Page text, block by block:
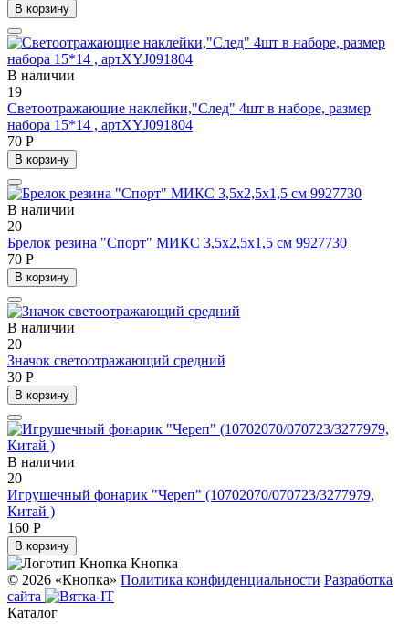
В корзину
В наличии
19
Светоотражающие наклейки,"След" 4шт в наборе, размер
набора 15*14 , артXYJ091804
70 Р
В корзину
В наличии
20
Брелок резина "Спорт" МИКС 3,5х2,5х1,5 см 9927730
70 Р
В корзину
В наличии
20
Значок светоотражающий средний
30 Р
В корзину
В наличии
20
Игрушечный фонарик "Череп" (10702070/070723/3277979,
Китай )
160 Р
В корзину
Кнопка
© 2026 «Кнопка» Политика конфиденциальности Разработка
сайта
Каталог